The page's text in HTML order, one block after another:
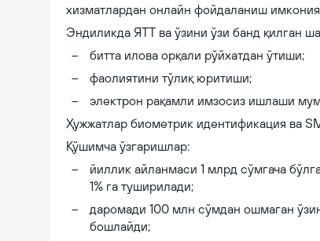
хизматлардан онлайн фойдаланиш
Эндиликда ЯТТ ва ўзини ўзи банд қилган
битта илова орқали рўйхатдан ўтиши;
фаолиятини тўлиқ юритиши;
электрон рақамли имзосиз ишлаши
Ҳужжатлар биометрик идентификация ва
Қўшимча ўзгаришлар:
йиллик айланмаси 1 млрд сўмгача
1% га туширилади;
даромади 100 млн сўмдан ошмаган
бошлайди;